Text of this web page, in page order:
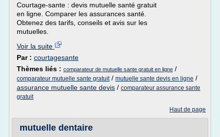
Courtage-sante : devis mutuelle santé gratuit
en ligne. Comparer les assurances santé.
Obtenez des tarifs, conseils et avis sur les
mutuelles.
Voir la suite
Par : courtagesante
Thèmes liés : comparateur de mutuelle sante gratuit en ligne /
comparateur mutuelle sante gratuit/ mutuelle sante devis en ligne /
assurance mutuelle sante devis / comparateur assurance sante
gratuit
Haut de page
mutuelle dentaire